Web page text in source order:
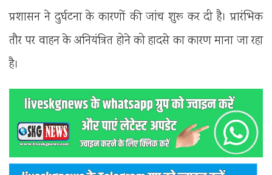
प्रशासन ने दुर्घटना के कारणों की जांच शुरू कर दी है। प्रारंभिक
तौर पर वाहन के अनियंत्रित होने को हादसे का कारण माना जा रहा
है।